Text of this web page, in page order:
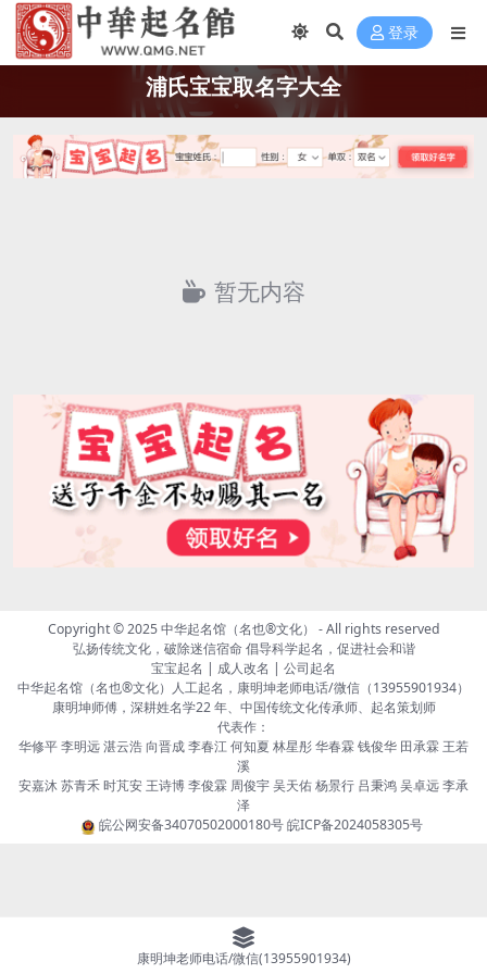
登录
浦氏宝宝取名字大全
暂无内容
Copyright © 2025中华起名馆（名也®文化） - All rights reserved
弘扬传统文化，破除迷信宿命 倡导科学起名，促进社会和谐
宝宝起名 | 成人改名 | 公司起名
中华起名馆（名也®文化）人工起名，康明坤老师电话/微信（13955901934）
康明坤师傅，深耕姓名学22 年、中国传统文化传承师、起名策划师
代表作：
华修平 李明远 湛云浩 向晋成 李春江 何知夏 林星彤 华春霖 钱俊华 田承霖 王若
溪
安嘉沐 苏青禾 时芃安 王诗博 李俊霖 周俊宇 吴天佑 杨景行 吕秉鸿 吴卓远 李承
泽
皖公网安备34070502000180号皖ICP备2024058305号
康明坤老师电话/微信(13955901934)